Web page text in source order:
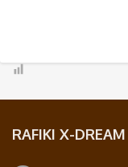
RAFIKI X-DREAM